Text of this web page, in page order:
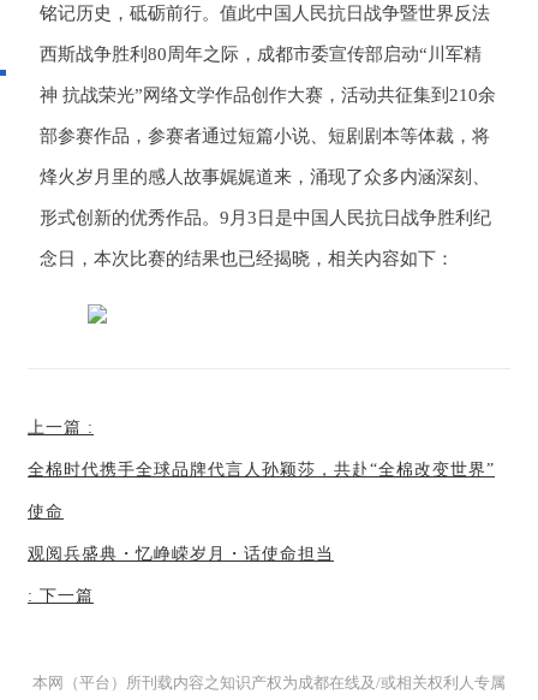
铭记历史，砥砺前行。值此中国人民抗日战争暨世界反法
西斯战争胜利80周年之际，成都市委宣传部启动“川军精
神 抗战荣光”网络文学作品创作大赛，活动共征集到210余
部参赛作品，参赛者通过短篇小说、短剧剧本等体裁，将
烽火岁月里的感人故事娓娓道来，涌现了众多内涵深刻、
形式创新的优秀作品。9月3日是中国人民抗日战争胜利纪
念日，本次比赛的结果也已经揭晓，相关内容如下：
上一篇 :
全棉时代携手全球品牌代言人孙颖莎，共赴“全棉改变世界”
使命
观阅兵盛典・忆峥嵘岁月・话使命担当
: 下一篇
本网（平台）所刊载内容之知识产权为成都在线及/或相关权利人专属